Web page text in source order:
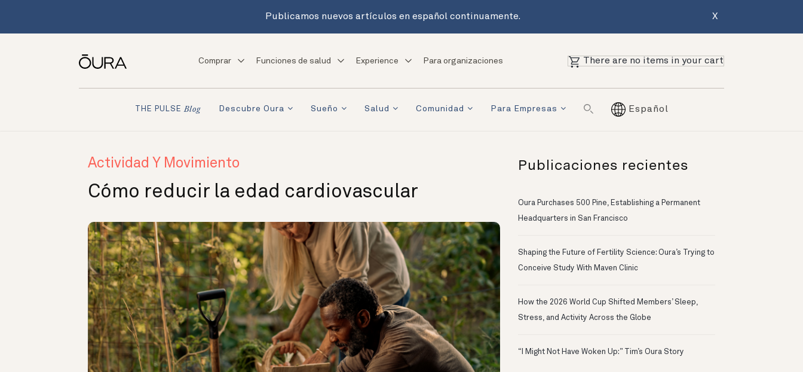
Publicamos nuevos artículos en español continuamente. X
Comprar Funciones de salud Experience Para organizaciones There are no items in your cart
THE PULSE Blog Descubre Oura Sueño Salud Comunidad Para Empresas Español
Actividad Y Movimiento
Cómo reducir la edad cardiovascular
Publicaciones recientes
Oura Purchases 500 Pine, Establishing a Permanent
Headquarters in San Francisco
Shaping the Future of Fertility Science: Oura’s Trying to
Conceive Study With Maven Clinic
How the 2026 World Cup Shifted Members’ Sleep,
Stress, and Activity Across the Globe
“I Might Not Have Woken Up:” Tim’s Oura Story